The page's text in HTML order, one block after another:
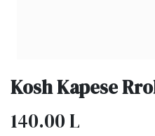
Kosh Kapese
140.00L